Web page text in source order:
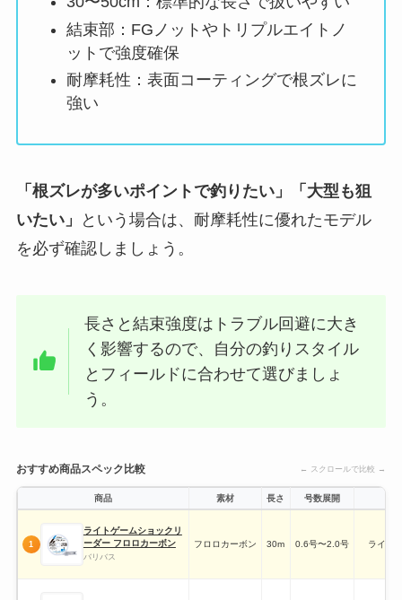
結束部：FGノットやトリプルエイトノ
ットで強度確保
耐摩耗性：表面コーティングで根ズレに
強い
「根ズレが多いポイントで釣りたい」「大型も狙
いたい」
という場合は、耐摩耗性に優れたモデル
を必ず確認しましょう。
長さと結束強度はトラブル回避に大き
く影響するので、自分の釣りスタイル
とフィールドに合わせて選びましょ
う。
おすすめ商品スペック比較 ← スクロールで比較 →
商品 素材 長さ 号数展開
1
ライトゲームショックリ
ーダー フロロカーボン
バリバス
フロロカーボン 30m 0.6号〜2.0号 ライト